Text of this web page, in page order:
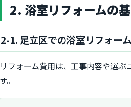
2. 浴室リフォームの
2-1. 足立区での浴室リフォー
リフォーム費用は、工事内容や選
す。